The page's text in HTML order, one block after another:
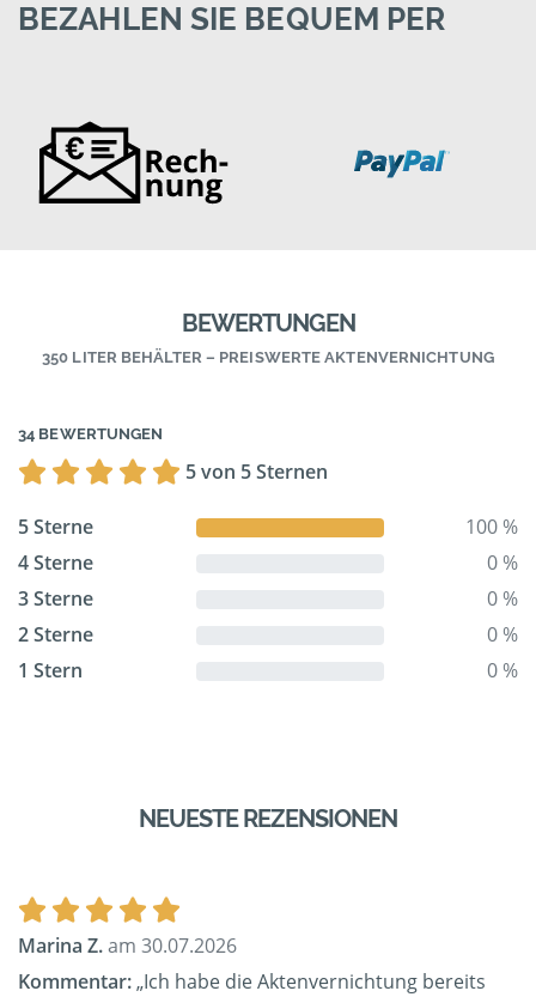
BEZAHLEN SIE BEQUEM PER
BEWERTUNGEN
350 LITER BEHÄLTER – PREISWERTE AKTENVERNICHTUNG
34 BEWERTUNGEN
5 von 5 Sternen
5 Sterne
100 %
4 Sterne
0 %
3 Sterne
0 %
2 Sterne
0 %
1 Stern
0 %
NEUESTE REZENSIONEN
Marina Z.am 30.07.2026
Kommentar:„Ich habe die Aktenvernichtung bereits